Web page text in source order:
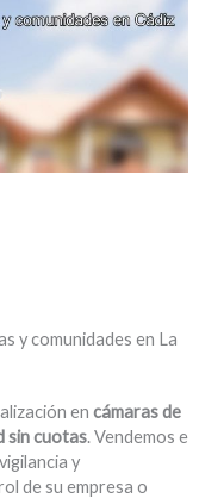
y comunidades en La
en cámaras de
sin cuotas. Vendemos e
y
de su empresa o